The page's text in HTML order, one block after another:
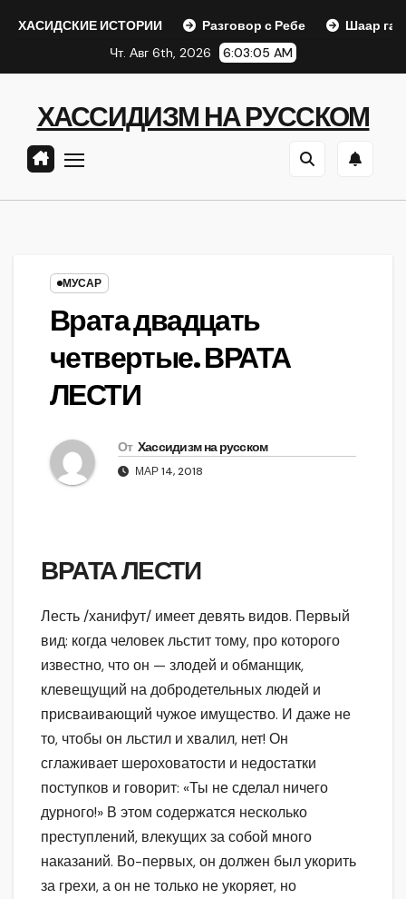
ИСТОРИИ Разговор с Ребе
Шаар гайихуд гл. 1
Чт. Авг 6th, 2026
6:03:06 AM
ХАССИДИЗМ НА РУССКОМ
МУСАР
Врата двадцать
четвертые. ВРАТА
ЛЕСТИ
От Хассидизм на русском
МАР 14, 2018
ВРАТА ЛЕСТИ
Лесть /ханифут/ имеет девять видов. Первый
вид: когда человек льстит тому, про которого
известно, что он — злодей и обманщик,
клевещущий на добродетельных людей и
присваивающий чужое имущество. И даже не
то, чтобы он льстил и хвалил, нет! Он
сглаживает шероховатости и недостатки
поступков и говорит: «Ты не сделал ничего
дурного!» В этом содержатся несколько
преступлений, влекущих за собой много
наказаний. Во-первых, он должен был укорить
за грехи, а он не только не укоряет, но